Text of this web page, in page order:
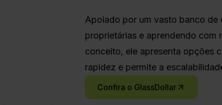
Apoiado por um vasto banco de
proprietárias e aprendendo com
conceito, ele apresenta opções
rapidez e permite a
Confira o GlassDollar